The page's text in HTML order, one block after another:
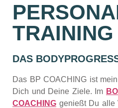
TRAINING
DAS
Das BP COACHING ist
Dich und Deine Ziele. Im
COACHING genießt Du alle